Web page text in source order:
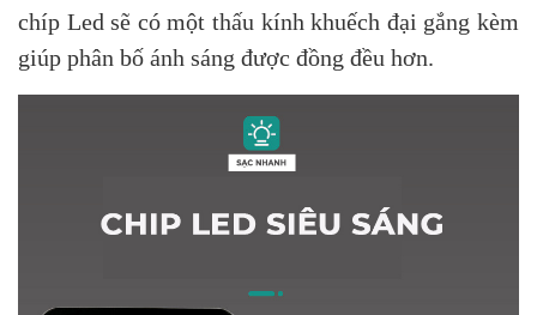
chíp Led sẽ có một thấu kính khuếch đại gắng kèm
giúp phân bố ánh sáng được đồng đều hơn.